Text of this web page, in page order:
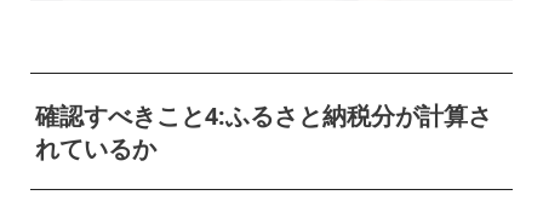
確認すべきこと4:ふるさと納税分が計算さ
れているか